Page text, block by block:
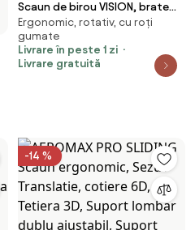
Scaun de birou VISION, brate
4D, mesh respirabil, Gri
Ergonomic, rotativ, cu roți
gumate
Livrare în peste 1 zi
Livrare gratuită
-14 %